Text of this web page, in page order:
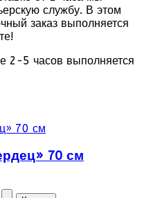
службу. В этом
заказ выполняется
2-5 часов выполняется
70 см